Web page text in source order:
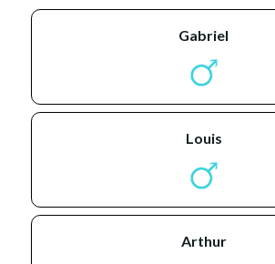
gabriel
louis
arthur